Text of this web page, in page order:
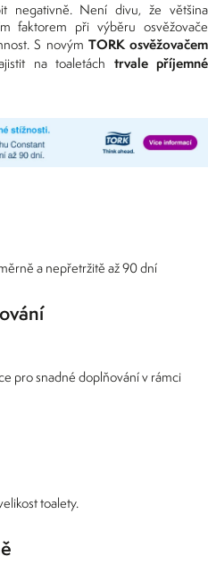
negativně. Není divu, že většina
faktorem při výběru osvěžovače
S novým TORK osvěžovačem
na toaletách trvale příjemné
a nepřetržitě až 90 dní
pro snadné doplňování v rámci
toalety.